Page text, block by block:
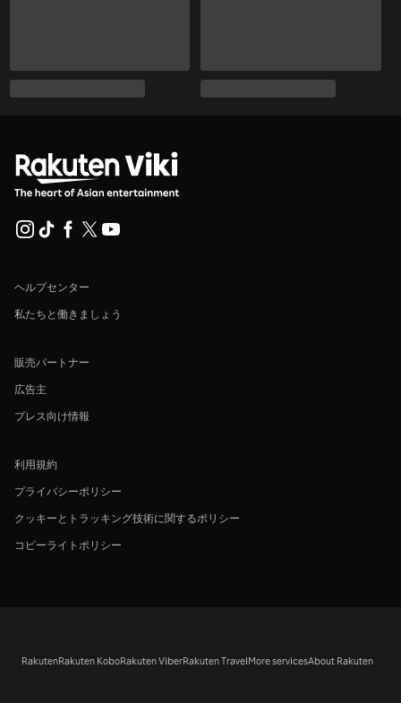
ヘルプセンター
私たちと働きましょう
販売パートナー
広告主
プレス向け情報
利用規約
プライバシーポリシー
クッキーとトラッキング技術に関するポリシー
コピーライトポリシー
RakutenRakuten KoboRakuten ViberRakuten TravelMore servicesAbout Rakuten